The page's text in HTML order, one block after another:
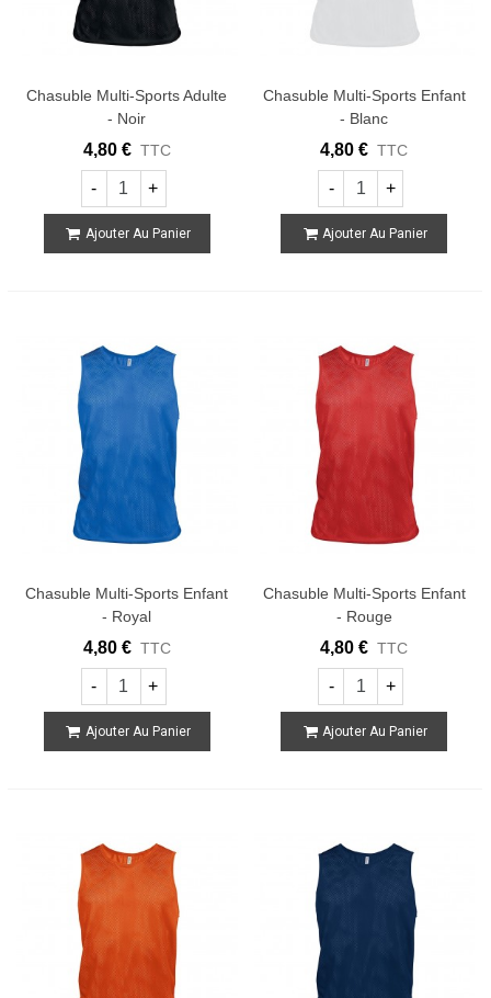
Chasuble Multi-Sports Adulte
- Noir
4,80 € TTC
- +
Ajouter Au Panier
Chasuble Multi-Sports Enfant
- Blanc
4,80 € TTC
- +
Ajouter Au Panier
Chasuble Multi-Sports Enfant
- Royal
4,80 € TTC
- +
Ajouter Au Panier
Chasuble Multi-Sports Enfant
- Rouge
4,80 € TTC
- +
Ajouter Au Panier